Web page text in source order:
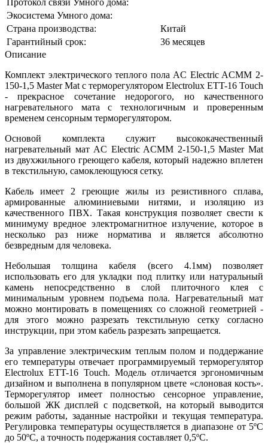
Экосистема Умного дома:
Страна производства:
Китай
Гарантийный срок:
36 месяцев
Описание
Комплект электрического теплого пола AC Electric ACMM 2-
150-1,5 Master Mat с терморегулятором Electrolux ETT-16 Touch
- прекрасное сочетание недорогого, но качественного
нагревательного мата с технологичным и проверенным
временем сенсорным терморегулятором.
Основой комплекта служит высококачественный
нагревательный мат AC Electric ACMM 2-150-1,5 Master Mat
из двухжильного греющего кабеля, который надежно вплетен
в текстильную, самоклеющуюся сетку.
Кабель имеет 2 греющие жилы из резистивного сплава,
армированные алюминиевыми нитями, и изоляцию из
качественного ПВХ. Такая конструкция позволяет свести к
минимуму вредное электромагнитное излучение, которое в
несколько раз ниже норматива и является абсолютно
безвредным для человека.
Небольшая толщина кабеля (всего 4.1мм) позволяет
использовать его для укладки под плитку или натуральный
камень непосредственно в слой плиточного клея с
минимальным уровнем подъема пола. Нагревательный мат
можно монтировать в помещениях со сложной геометрией -
для этого можно разрезать текстильную сетку согласно
инструкции, при этом кабель разрезать запрещается.
За управление электрическим теплым полом и поддержание
его температуры отвечает программируемый терморегулятор
Electrolux ETT-16 Touch. Модель отличается эргономичным
дизайном и выполнена в популярном цвете «слоновая кость».
Терморегулятор имеет полностью сенсорное управление,
большой ЖК дисплей с подсветкой, на который выводится
режим работы, заданные настройки и текущая температура.
Регулировка температуры осуществляется в диапазоне от 5ºС
до 50ºС, а точность подержания составляет 0,5ºС.